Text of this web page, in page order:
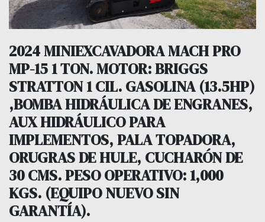
2024 MINIEXCAVADORA MACH PRO
MP-15 1 TON. MOTOR: BRIGGS
STRATTON 1 CIL. GASOLINA (13.5HP)
,BOMBA HIDRÁULICA DE ENGRANES,
AUX HIDRÁULICO PARA
IMPLEMENTOS, PALA TOPADORA,
ORUGRAS DE HULE, CUCHARÓN DE
30 CMS. PESO OPERATIVO: 1,000
KGS. (EQUIPO NUEVO SIN
GARANTÍA).